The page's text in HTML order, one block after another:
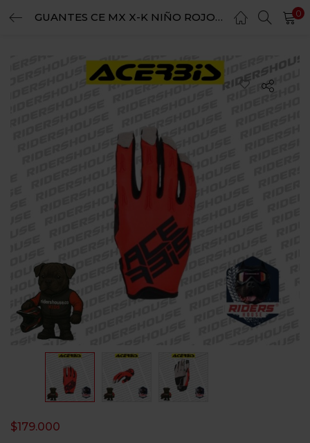
GUANTES CE MX X-K NIÑO ROJO TALLA M 0
$179.000
LOGIN REGISTER
Enter your username and password to login.
Login
Lost password?